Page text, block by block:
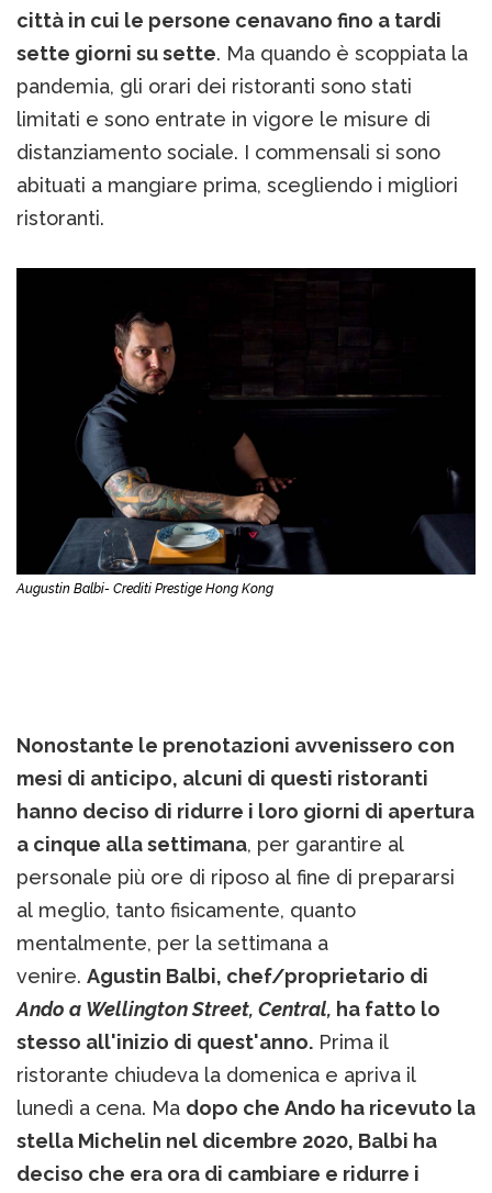
città in cui le persone cenavano fino a tardi
sette giorni su sette. Ma quando è scoppiata la
pandemia, gli orari dei ristoranti sono stati
limitati e sono entrate in vigore le misure di
distanziamento sociale. I commensali si sono
abituati a mangiare prima, scegliendo i migliori
ristoranti.
Augustin Balbi- Crediti Prestige Hong Kong
Nonostante le prenotazioni avvenissero con
mesi di anticipo, alcuni di questi ristoranti
hanno deciso di ridurre i loro giorni di apertura
a cinque alla settimana, per garantire al
personale più ore di riposo al fine di prepararsi
al meglio, tanto fisicamente, quanto
mentalmente, per la settimana a
venire. Agustin Balbi, chef/proprietario di
Ando a Wellington Street, Central, ha fatto lo
stesso all'inizio di quest'anno. Prima il
ristorante chiudeva la domenica e apriva il
lunedì a cena. Ma dopo che Ando ha ricevuto la
stella Michelin nel dicembre 2020, Balbi ha
deciso che era ora di cambiare e ridurre i